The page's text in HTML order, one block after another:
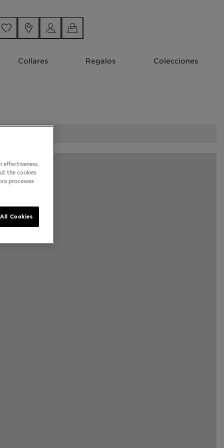
Collares Regalos Colecciones
effectiveness,
the cookies
processes
Cookies